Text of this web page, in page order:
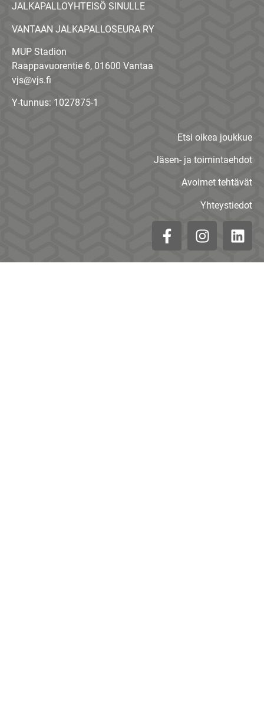
JALKAPALLOYHTEISÖ SINULLE
VANTAAN JALKAPALLOSEURA RY
MUP Stadion
Raappavuorentie 6, 01600 Vantaa
vjs@vjs.fi
Y-tunnus: 1027875-1
Etsi oikea joukkue
Jäsen- ja toimintaehdot
Avoimet tehtävät
Yhteystiedot